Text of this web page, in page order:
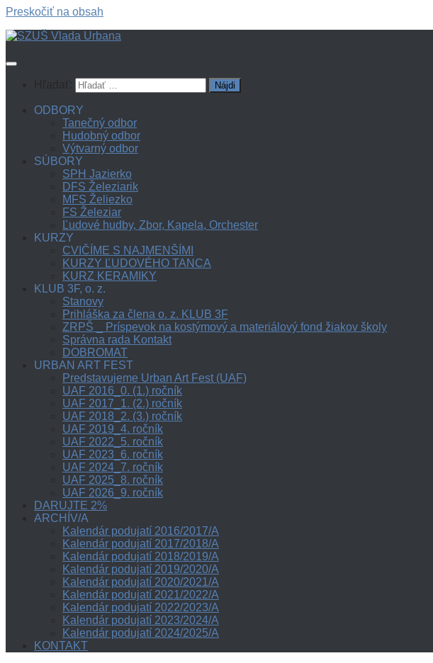
Preskočiť na obsah
ODBORY
Tanečný odbor
Hudobný odbor
Výtvarný odbor
SÚBORY
SPH Jazierko
DFS Železiarik
MFS Želiezko
FS Železiar
Ľudové hudby, Zbor, Kapela, Orchester
KURZY
CVIČÍME S NAJMENŠÍMI
KURZY ĽUDOVÉHO TANCA
KURZ KERAMIKY
KLUB 3F, o. z.
Stanovy
Prihláška za člena o. z. KLUB 3F
ZRPŠ _ Príspevok na kostýmový a materiálový fond žiakov školy
Správna rada Kontakt
DOBROMAT
URBAN ART FEST
Predstavujeme Urban Art Fest (UAF)
UAF 2016_0. (1.) ročník
UAF 2017_1. (2.) ročník
UAF 2018_2. (3.) ročník
UAF 2019_4. ročník
UAF 2022_5. ročník
UAF 2023_6. ročník
UAF 2024_7. ročník
UAF 2025_8. ročník
UAF 2026_9. ročník
DARUJTE 2%
ARCHÍV/A
Kalendár podujatí 2016/2017/A
Kalendár podujatí 2017/2018/A
Kalendár podujatí 2018/2019/A
Kalendár podujatí 2019/2020/A
Kalendár podujatí 2020/2021/A
Kalendár podujatí 2021/2022/A
Kalendár podujatí 2022/2023/A
Kalendár podujatí 2023/2024/A
Kalendár podujatí 2024/2025/A
KONTAKT